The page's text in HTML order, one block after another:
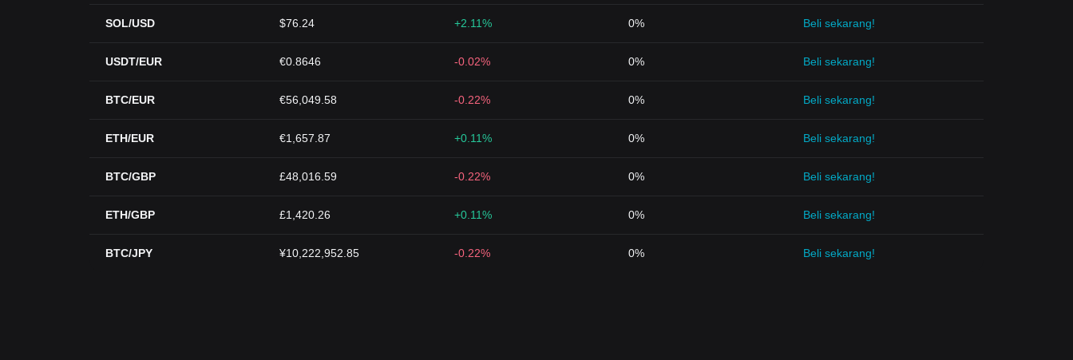
SOL/USD $76.24 +2.11% 0% Beli sekarang!
USDT/EUR €0.8646 -0.02% 0% Beli sekarang!
BTC/EUR €56,049.58 -0.22% 0% Beli sekarang!
ETH/EUR €1,657.87 +0.11% 0% Beli sekarang!
BTC/GBP £48,016.59 -0.22% 0% Beli sekarang!
ETH/GBP £1,420.26 +0.11% 0% Beli sekarang!
BTC/JPY ¥10,222,952.85 -0.22% 0% Beli sekarang!